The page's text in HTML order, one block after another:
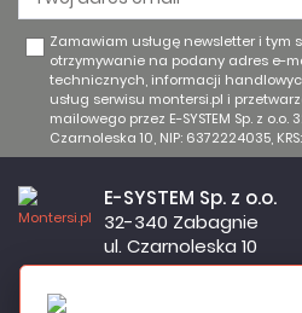
Zamawiam usługę newsletter i tym
otrzymywanie na podany adres e-
technicznych, informacji
usług serwisu montersi.pl i
mailowego przez E-SYSTEM Sp. z
Czarnoleska 10, NIP: 6372224035,
Firma czynna od
E-SYSTEM Sp. z o.o.
32-340 Zabagnie
ul. Czarnoleska 10